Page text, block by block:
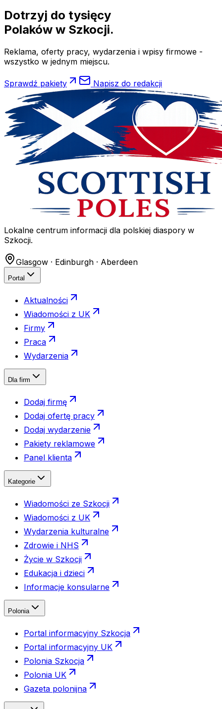
Dotrzyj do tysięcy
Polaków w Szkocji.
Reklama, oferty pracy, wydarzenia i wpisy firmowe -
wszystko w jednym miejscu.
Sprawdź pakiety Napisz do redakcji
Lokalne centrum informacji dla polskiej diaspory w
Szkocji.
Glasgow · Edinburgh · Aberdeen
Portal
Aktualności
Wiadomości z UK
Firmy
Praca
Wydarzenia
Dla firm
Dodaj firmę
Dodaj ofertę pracy
Dodaj wydarzenie
Pakiety reklamowe
Panel klienta
Kategorie
Wiadomości ze Szkocji
Wiadomości z UK
Wydarzenia kulturalne
Zdrowie i NHS
Życie w Szkocji
Edukacja i dzieci
Informacje konsularne
Polonia
Portal informacyjny Szkocja
Portal informacyjny UK
Polonia Szkocja
Polonia UK
Gazeta polonijna